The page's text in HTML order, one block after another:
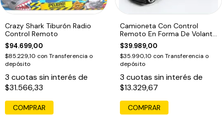
Crazy Shark Tiburón Radio
Control Remoto
$94.699,00
$85.229,10 con Transferencia o
depósito
3 cuotas sin interés de
$31.566,33
Camioneta Con Control
Remoto En Forma De Volante
1:18 Blanco Águila Con
Embalaje Adicional
$39.989,00
$35.990,10 con Transferencia o
depósito
3 cuotas sin interés de
$13.329,67